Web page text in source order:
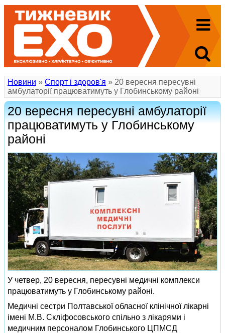
Новини » Спорт і здоров'я » 20 вересня пересувні
амбулаторії працюватимуть у Глобинському районі
20 вересня пересувні амбулаторії
працюватимуть у Глобинському
районі
У четвер, 20 вересня, пересувні медичні комплекси
працюватимуть у Глобинському районі.
Медичні сестри Полтавської обласної клінічної лікарні
імені М.В. Скліфосовського спільно з лікарями і
медичним персоналом Глобинського ЦПМСД